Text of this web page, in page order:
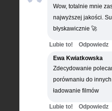
Wow, totalnie mnie
najwyższej jakości.
błyskawicznie 🚀
Lubie to! Odpowiedz
Ewa Kwiatkowska
Zdecydowanie
porównaniu do
ładowanie filmów
Lubie to! Odpowiedz